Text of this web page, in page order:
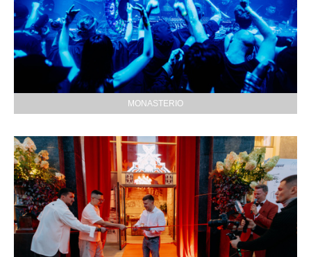
MONASTERIO